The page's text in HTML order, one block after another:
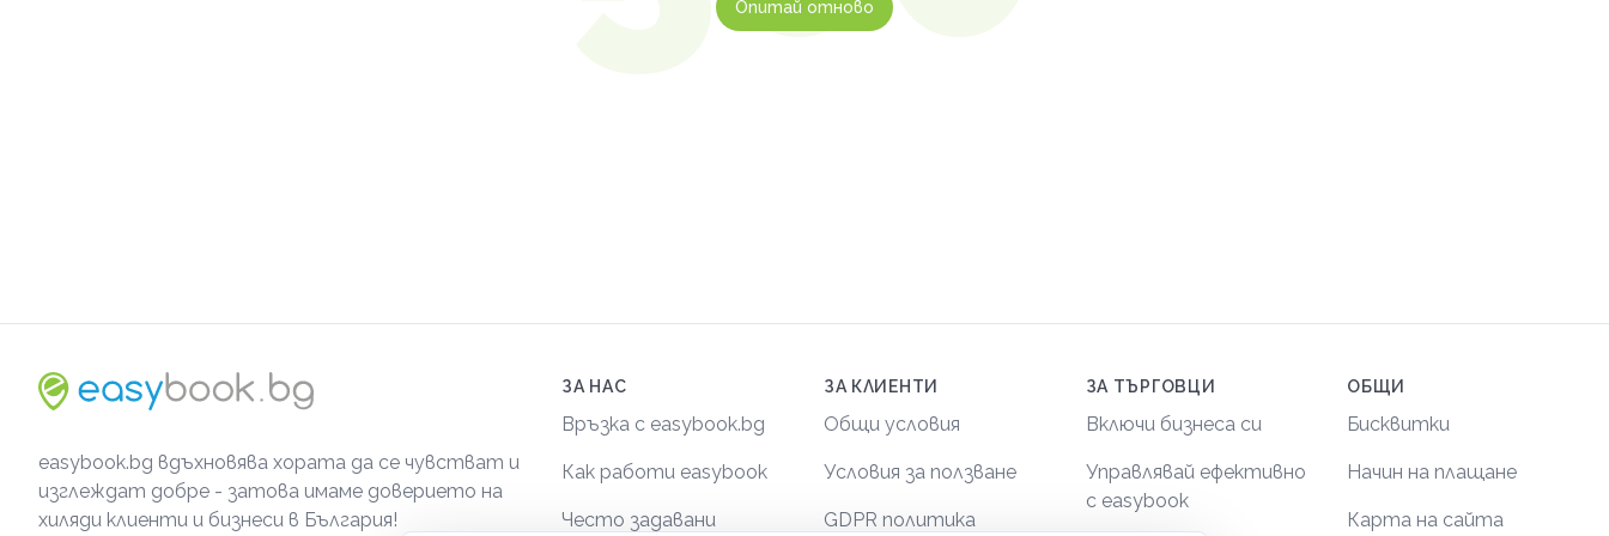
Опитай отново
easybook.bg вдъхновява хората да се чувстват и
изглеждат добре - затова имаме доверието на
хиляди клиенти и бизнеси в България!
ЗА НАС
Връзка с easybook.bg
Как работи easybook
Често задавани
ЗА КЛИЕНТИ
Общи условия
Условия за ползване
GDPR политика
ЗА ТЪРГОВЦИ
Включи бизнеса си
Управлявай ефективно
с easybook
ОБЩИ
Бисквитки
Начин на плащане
Карта на сайта